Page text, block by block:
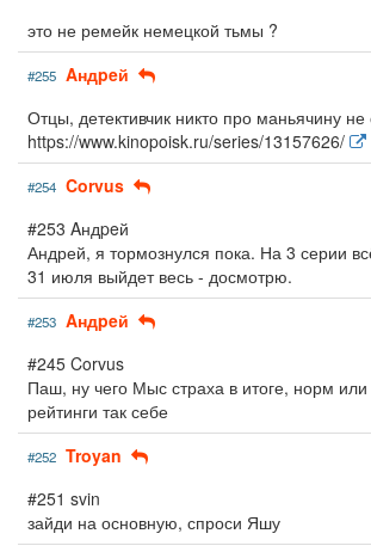
это не ремейк немецкой тьмы ?
#255 Aндpeй
Отцы, детективчик никто про маньячину
https://www.kinopoisk.ru/series/13157626/
#254 Corvus
#253 Aндpeй
Андрей, я тормознулся пока. На 3 серии
31 июля выйдет весь - досмотрю.
#253 Aндpeй
#245 Corvus
Паш, ну чего Мыс страха в итоге, норм
рейтинги так себе
#252 Troyan
#251 svin
зайди на основную, спроси Яшу